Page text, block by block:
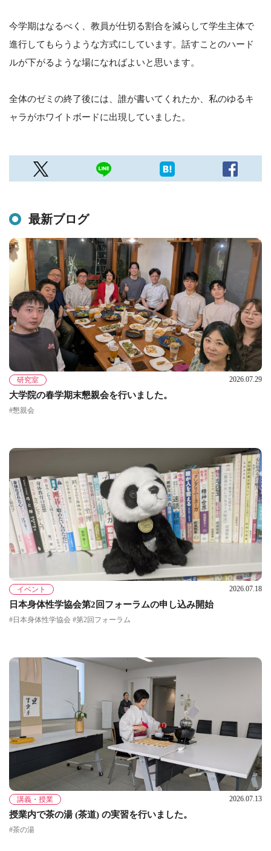
今学期はなるべく、教員が仕切る割合を減らして学生主体で
進行してもらうような方式にしています。話すことのハード
ルが下がるような場になればよいと思います。
全体のゼミの終了後には、誰が書いてくれたか、私のゆるキ
ャラがホワイトボードに出現していました。
最新ブログ
研究室 2026.07.29
大学院の春学期末懇親会を行いました。
#懇親会
イベント 2026.07.18
日本身体性学協会第2回フォーラムの申し込み開始
#日本身体性学協会 #第2回フォーラム
講義・授業 2026.07.13
授業内で茶の湯 (茶道) の実習を行いました。
#茶の湯